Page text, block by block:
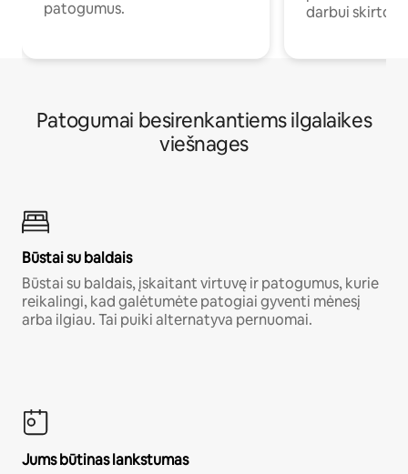
patogumus.
darbui
Patogumai besirenkantiems ilgalaikes
viešnages
Būstai su baldais
Būstai su baldais, įskaitant virtuvę ir patogumus, kurie
reikalingi, kad galėtumėte patogiai gyventi mėnesį
arba ilgiau. Tai puiki alternatyva pernuomai.
Jums būtinas lankstumas